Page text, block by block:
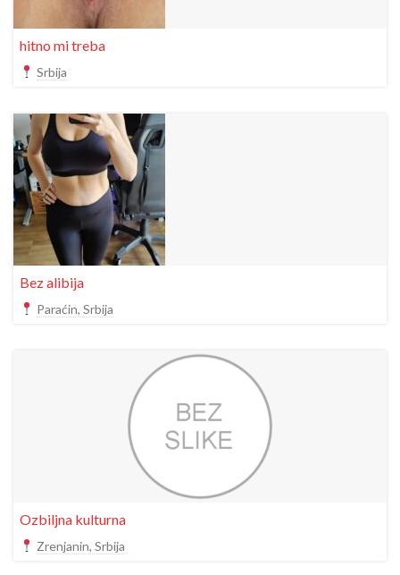
hitno mi treba
Srbija
Bez alibija
Paraćin, Srbija
Ozbiljna kulturna
Zrenjanin, Srbija